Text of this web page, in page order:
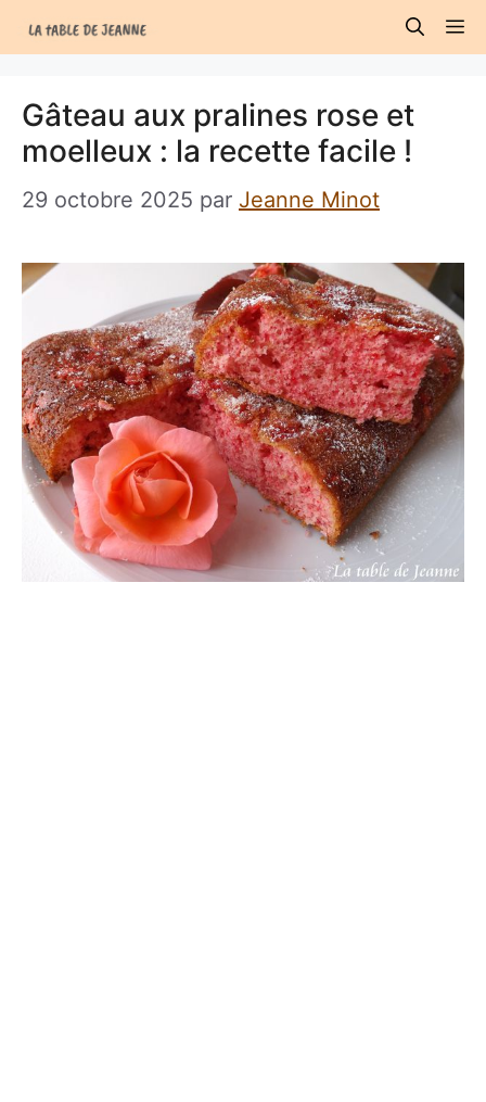
au
Gâteau aux pralines rose et
moelleux : la recette facile !
29 octobre 2025 par Jeanne Minot